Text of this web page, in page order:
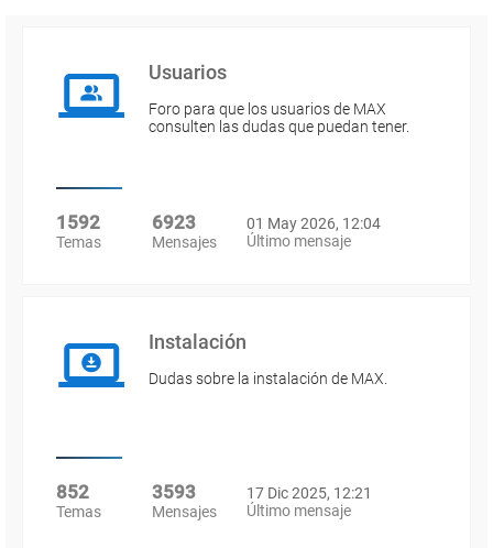
Usuarios
Foro para que los usuarios de MAX
consulten las dudas que puedan tener.
1592
Temas
6923
Mensajes
01 May 2026, 12:04
Último mensaje
Instalación
Dudas sobre la instalación de MAX.
852
Temas
3593
Mensajes
17 Dic 2025, 12:21
Último mensaje